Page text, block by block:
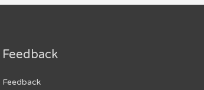
Feedback
Feedback